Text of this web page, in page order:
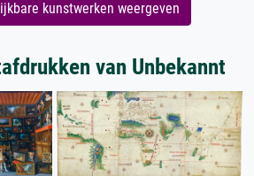
kunstwerken weergeven
van Unbekannt